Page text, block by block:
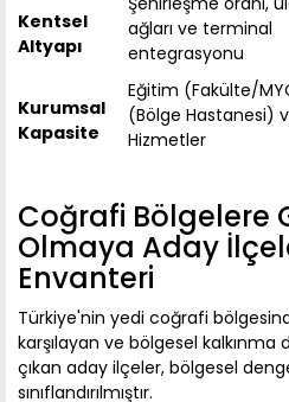
Kentsel
Altyapı
ağları ve terminal
entegrasyonu
Kurumsal
Kapasite
Eğitim (Fakülte/
(Bölge Hastanesi)
Hizmetler
Coğrafi Bölgelere
Olmaya Aday
Envanteri
Türkiye'nin yedi coğrafi
karşılayan ve bölgesel kalkınma
çıkan aday ilçeler, bölgesel
sınıflandırılmıştır.